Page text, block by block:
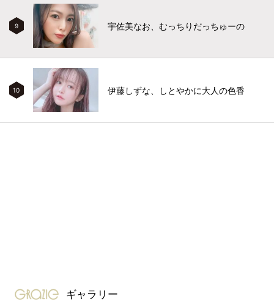
9 宇佐美なお、むっちりだっちゅーの
10 伊藤しずな、しとやかに大人の色香
gravure-grazie
ギャラリー